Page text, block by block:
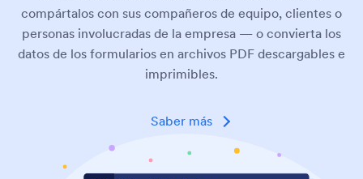
compártalos con sus compañeros de equipo, clientes o
personas involucradas de la empresa — o convierta los
datos de los formularios en archivos PDF descargables e
imprimibles.
Saber más